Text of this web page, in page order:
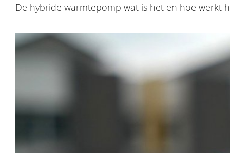
De hybride warmtepomp wat is het en hoe werkt